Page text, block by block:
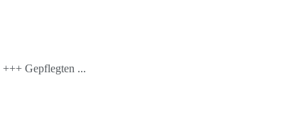
Gepflegten ...